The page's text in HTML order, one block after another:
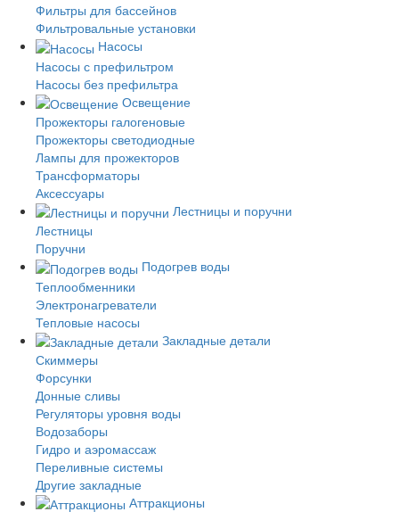
Фильтры для бассейнов
Фильтровальные установки
Насосы
Насосы с префильтром
Насосы без префильтра
Освещение
Прожекторы галогеновые
Прожекторы светодиодные
Лампы для прожекторов
Трансформаторы
Аксессуары
Лестницы и поручни
Лестницы
Поручни
Подогрев воды
Теплообменники
Электронагреватели
Тепловые насосы
Закладные детали
Скиммеры
Форсунки
Донные сливы
Регуляторы уровня воды
Водозаборы
Гидро и аэромассаж
Переливные системы
Другие закладные
Аттракционы